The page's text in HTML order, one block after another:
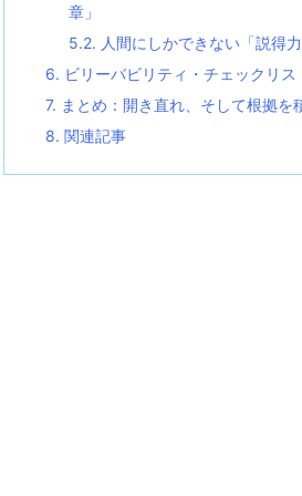
章」
5.2. 人間にしかできない「説得力
6. ビリーバビリティ・チェックリス
7. まとめ：開き直れ、そして根拠を
8. 関連記事